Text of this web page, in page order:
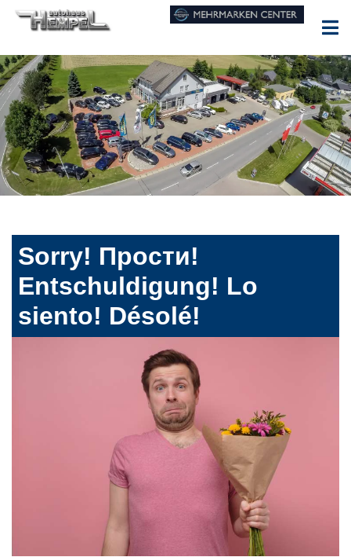
Sorry! Прости!
Entschuldigung! Lo
siento! Désolé!